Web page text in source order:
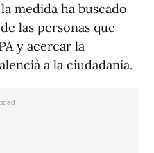
medida ha buscado
las personas que
y acercar la
a la ciudadanía.